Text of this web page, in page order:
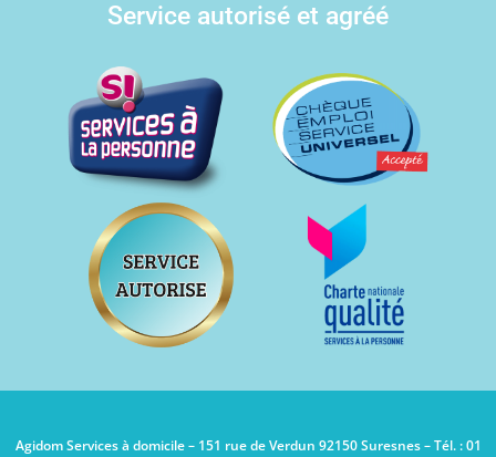
Service autorisé et agréé
Agidom Services à domicile – 151 rue de Verdun 92150 Suresnes – Tél. : 01